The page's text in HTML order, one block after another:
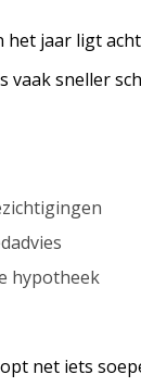
het jaar ligt
vaak sneller
hypotheek
net iets